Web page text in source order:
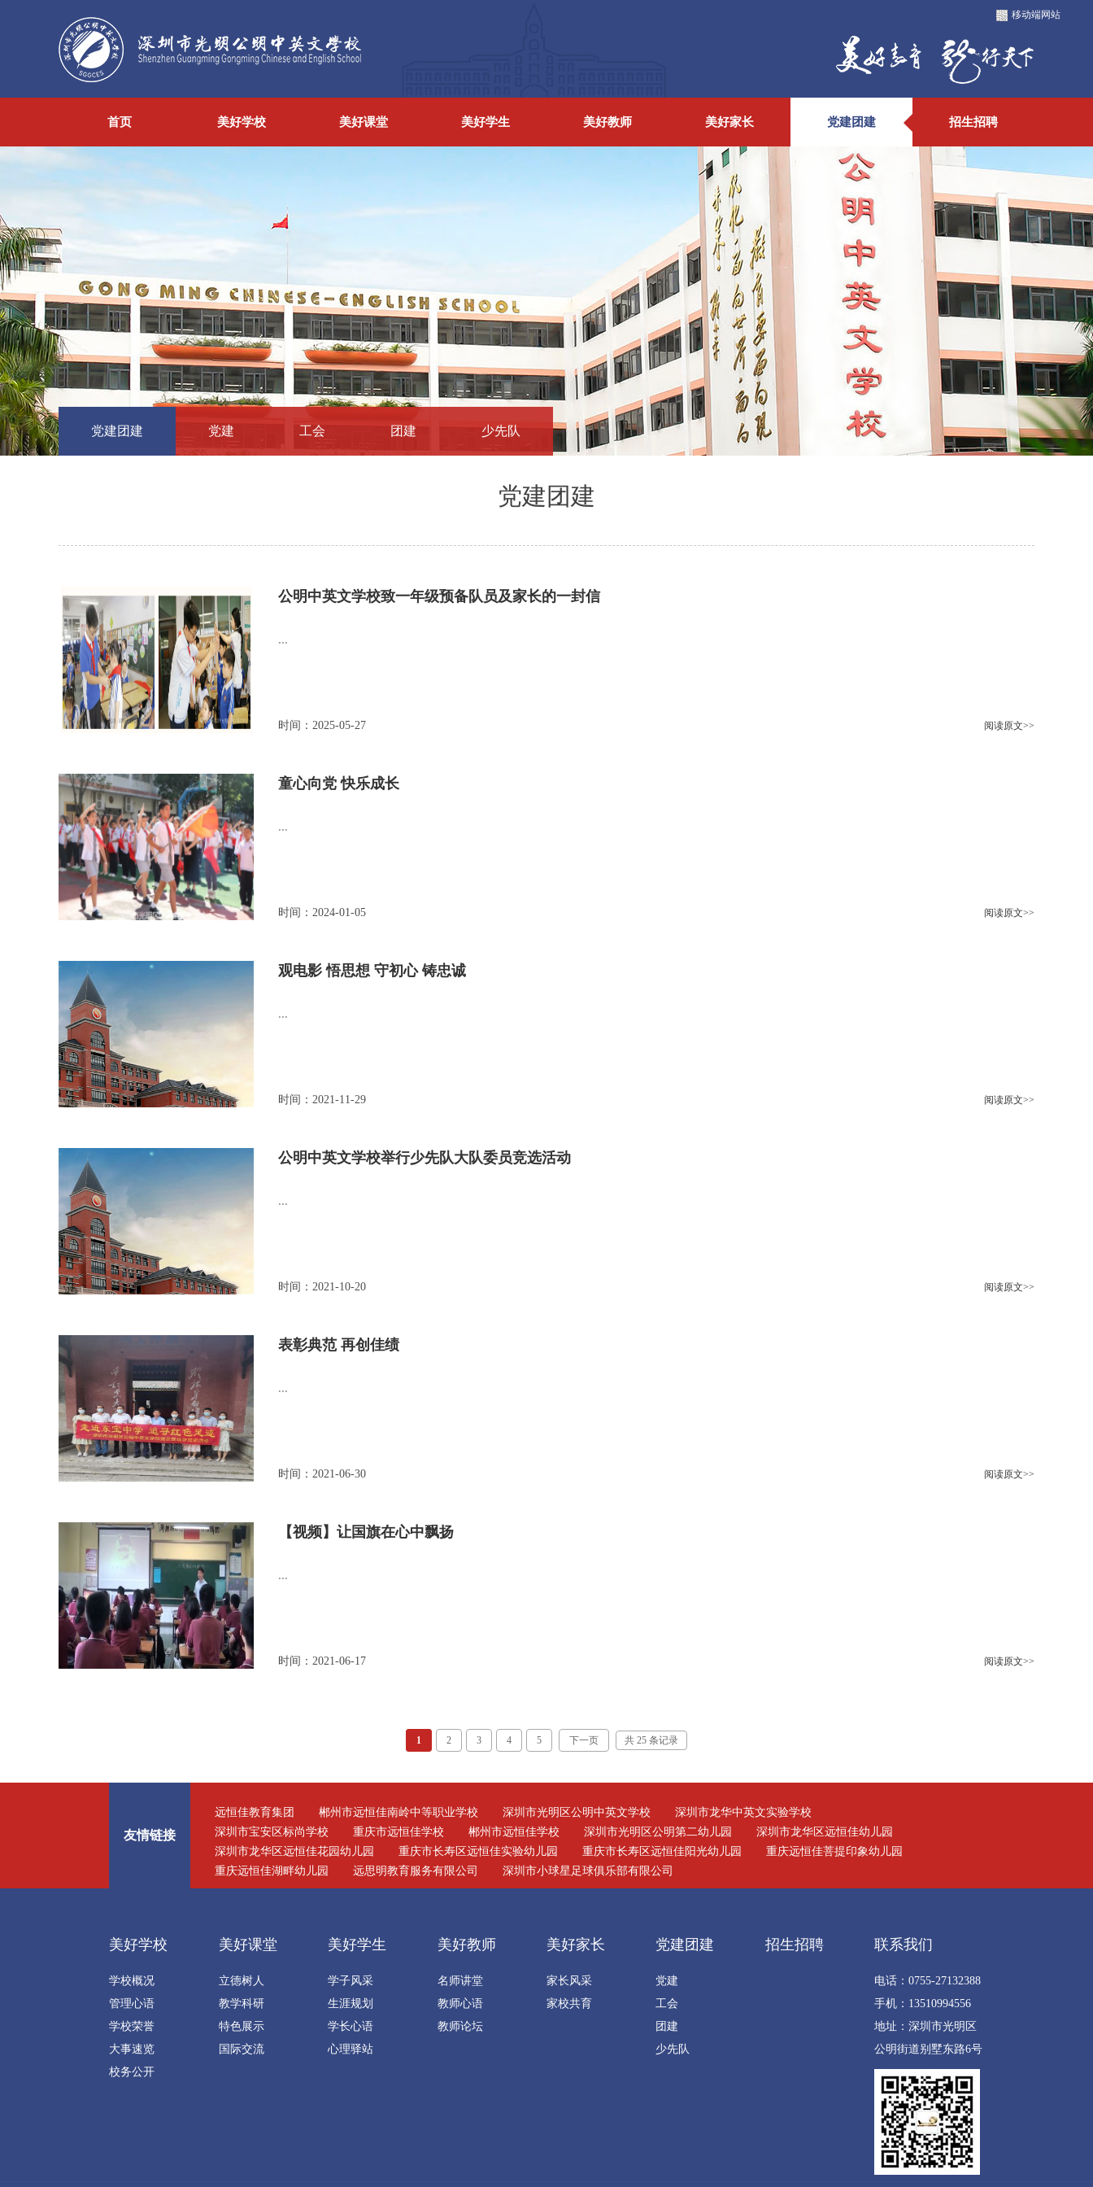
移动端网站
首页 美好学校 美好课堂 美好学生 美好教师 美好家长 党建团建 招生招聘
党建团建 党建 工会 团建 少先队
党建团建
公明中英文学校致一年级预备队员及家长的一封信
...
时间：2025-05-27 阅读原文>>
童心向党 快乐成长
...
时间：2024-01-05 阅读原文>>
观电影 悟思想 守初心 铸忠诚
...
时间：2021-11-29 阅读原文>>
公明中英文学校举行少先队大队委员竞选活动
...
时间：2021-10-20 阅读原文>>
表彰典范 再创佳绩
...
时间：2021-06-30 阅读原文>>
【视频】让国旗在心中飘扬
...
时间：2021-06-17 阅读原文>>
1 2 3 4 5 下一页 共 25 条记录
友情链接
远恒佳教育集团 郴州市远恒佳南岭中等职业学校 深圳市光明区公明中英文学校
深圳市龙华中英文实验学校
深圳市宝安区标尚学校
重庆市远恒佳学校 郴州市远恒佳学校 深圳市光明区公明第二幼儿园
深圳市龙华区远恒佳幼儿园
深圳市龙华区远恒佳花园幼儿园
重庆市长寿区远恒佳实验幼儿园 重庆市长寿区远恒佳阳光幼儿园
重庆远恒佳菩提印象幼儿园
重庆远恒佳湖畔幼儿园
远思明教育服务有限公司 深圳市小球星足球俱乐部有限公司
美好学校
学校概况
管理心语
学校荣誉
大事速览
校务公开
美好课堂
立德树人
教学科研
特色展示
国际交流
美好学生
学子风采
生涯规划
学长心语
心理驿站
美好教师
名师讲堂
教师心语
教师论坛
美好家长
家长风采
家校共育
党建团建
党建
工会
团建
少先队
招生招聘 联系我们
电话：0755-27132388
手机：13510994556
地址：深圳市光明区
公明街道别墅东路6号